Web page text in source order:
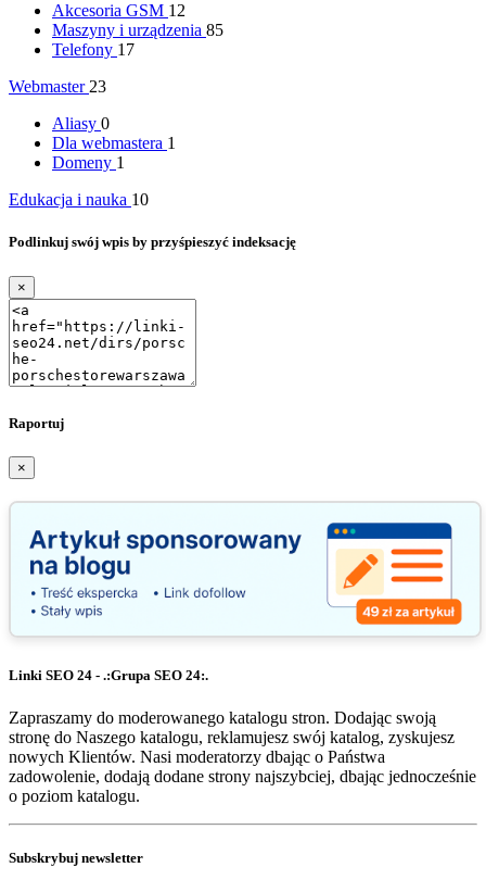
Akcesoria GSM 12
Maszyny i urządzenia 85
Telefony 17
Webmaster 23
Aliasy 0
Dla webmastera 1
Domeny 1
Edukacja i nauka 10
Podlinkuj swój wpis by przyśpieszyć indeksację
×
Raportuj
×
Linki SEO 24 - .:Grupa SEO 24:.
Zapraszamy do moderowanego katalogu stron. Dodając swoją
stronę do Naszego katalogu, reklamujesz swój katalog, zyskujesz
nowych Klientów. Nasi moderatorzy dbając o Państwa
zadowolenie, dodają dodane strony najszybciej, dbając jednocześnie
o poziom katalogu.
Subskrybuj newsletter